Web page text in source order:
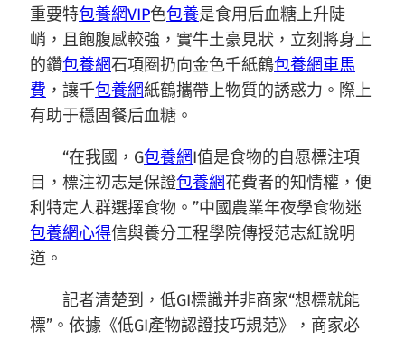
重要特包養網VIP色包養是食用后血糖上升陡
峭，且飽腹感較強，實牛土豪見狀，立刻將身上
的鑽包養網石項圈扔向金色千紙鶴包養網車馬
費 ，讓千包養網紙鶴攜帶上物質的誘惑力。際上
有助于穩固餐后血糖。
“在我國，G包養網I值是食物的自愿標注項
目，標注初志是保證包養網花費者的知情權，便
利特定人群選擇食物。”中國農業年夜學食物迷
包養網心得信與養分工程學院傳授范志紅說明
道。
記者清楚到，低GI標識并非商家“想標就能
標”。依據《低GI產物認證技巧規范》，商家必